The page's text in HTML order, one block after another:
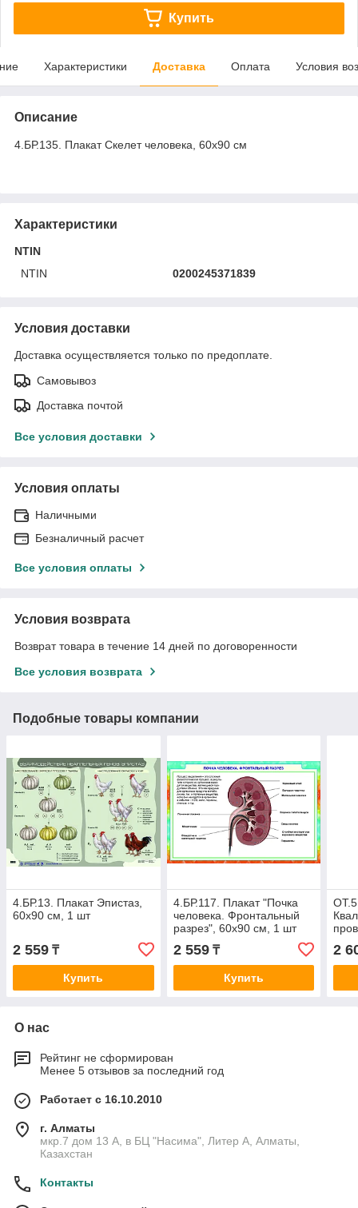
Купить
Характеристики Доставка Оплата Условия
Описание
4.БР.135. Плакат Скелет человека, 60х90 см
Характеристики
NTIN
NTIN
0200245371839
Условия доставки
Доставка осуществляется только по предоплате.
Самовывоз
Доставка почтой
Все условия доставки
Условия оплаты
Наличными
Безналичный расчет
Все условия оплаты
Условия возврата
Возврат товара в течение 14 дней по договоренности
Все условия возврата
Подобные товары компании
4.БР.13. Плакат Эпистаз,
60х90 см, 1 шт
2 559 ₸
Купить
4.БР.117. Плакат "Почка
человека. Фронтальный
разрез", 60х90 см, 1 шт
2 559₸
Купить
2
О нас
Рейтинг не сформирован
Менее 5 отзывов за последний год
Работает с 16.10.2010
г. Алматы
мкр.7 дом 13 А, в БЦ "Насима", Литер А, Алматы,
Казахстан
Контакты